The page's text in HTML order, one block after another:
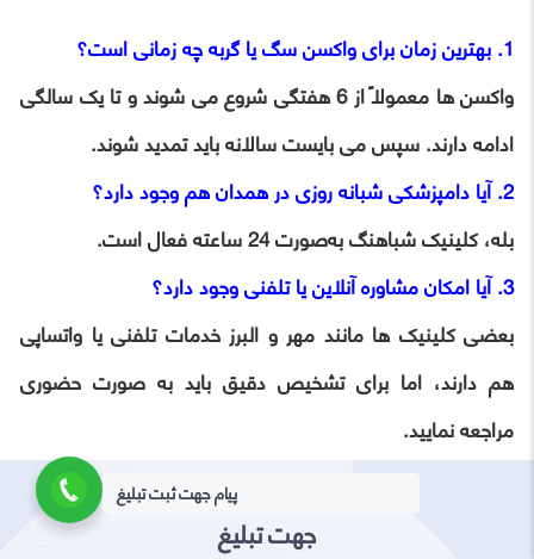
1. بهترین زمان برای واکسن سگ یا گربه چه زمانی است؟
واکسن‌ ها معمولاً از 6 هفتگی شروع می شوند و تا یک سالگی
ادامه دارند. سپس می بایست سالانه باید تمدید شوند.
2. آیا دامپزشکی شبانه‌ روزی در همدان هم وجود دارد؟
بله، کلینیک شباهنگ به‌صورت 24 ساعته فعال است.
3. آیا امکان مشاوره آنلاین یا تلفنی وجود دارد؟
بعضی کلینیک ‌ها مانند مهر و البرز خدمات تلفنی یا واتساپی
هم دارند، اما برای تشخیص دقیق باید به صورت حضوری
مراجعه نمایید.
پیام جهت ثبت تبلیغ
جهت تبلیغ